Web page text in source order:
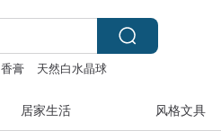
香膏
天然白水晶球
居家生活 风格文具